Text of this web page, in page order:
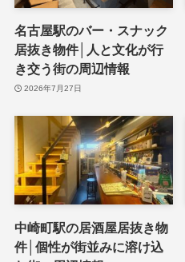
名古屋駅のバー・スナック
居抜き物件│人と文化が行
き交う街の周辺情報
2026年7月27日
中崎町駅の居酒屋居抜き物
件│個性が街並みに溶け込